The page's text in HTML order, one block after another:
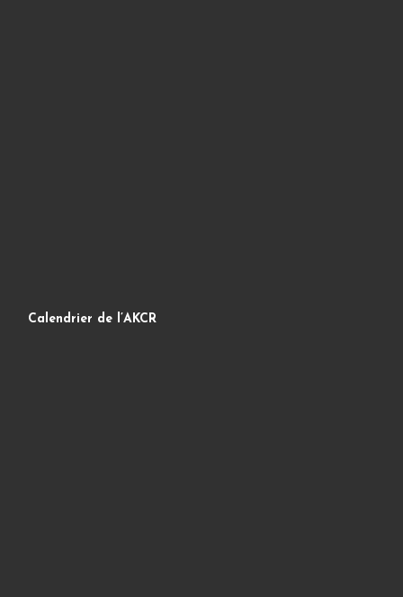
Calendrier de l’AKCR